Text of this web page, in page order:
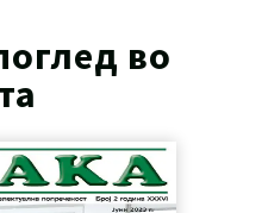
во
PagePagePagePage